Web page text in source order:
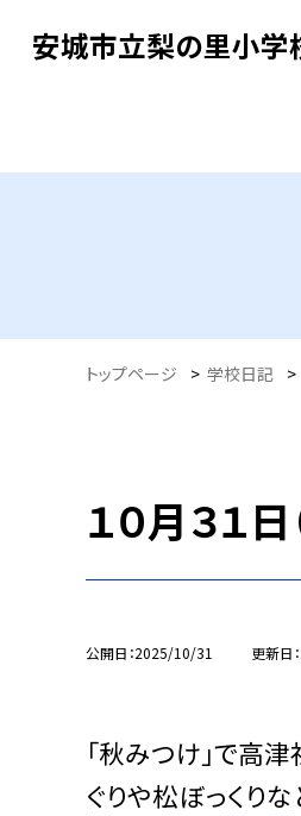
安城市立梨の里小学
トップページ > 学校日記 >
１０月３１
公開日 2025/10/31 更新日
「秋みつけ」で高
ぐりや松ぼっくり